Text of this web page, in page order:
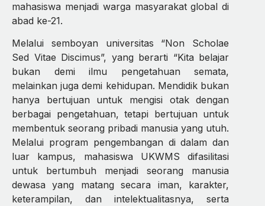
mahasiswa menjadi warga masyarakat global di
abad ke-21.
Melalui semboyan universitas “Non Scholae
Sed Vitae Discimus”, yang berarti “Kita belajar
bukan demi ilmu pengetahuan semata,
melainkan juga demi kehidupan. Mendidik bukan
hanya bertujuan untuk mengisi otak dengan
berbagai pengetahuan, tetapi bertujuan untuk
membentuk seorang pribadi manusia yang utuh.
Melalui program pengembangan di dalam dan
luar kampus, mahasiswa UKWMS difasilitasi
untuk bertumbuh menjadi seorang manusia
dewasa yang matang secara iman, karakter,
keterampilan, dan intelektualitasnya, serta